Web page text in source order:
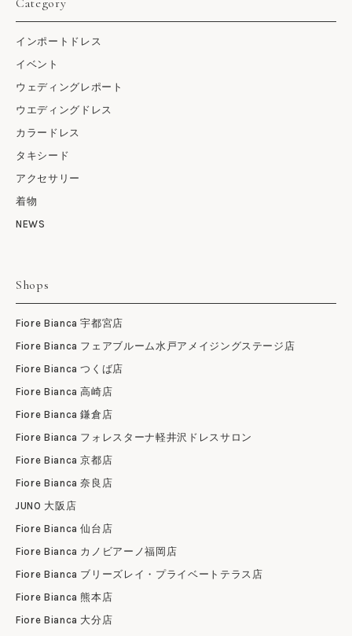
Category
インポートドレス
イベント
ウェディングレポート
ウエディングドレス
カラードレス
タキシード
アクセサリー
着物
NEWS
Shops
Fiore Bianca 宇都宮店
Fiore Bianca フェアブルーム水戸アメイジングステージ店
Fiore Bianca つくば店
Fiore Bianca 高崎店
Fiore Bianca 鎌倉店
Fiore Bianca フォレスターナ軽井沢ドレスサロン
Fiore Bianca 京都店
Fiore Bianca 奈良店
JUNO 大阪店
Fiore Bianca 仙台店
Fiore Bianca カノビアーノ福岡店
Fiore Bianca ブリーズレイ・プライベートテラス店
Fiore Bianca 熊本店
Fiore Bianca 大分店